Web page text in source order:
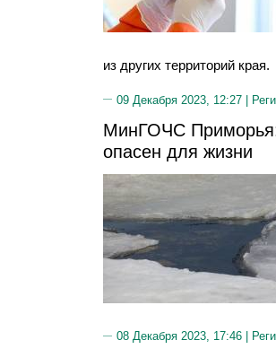
из других территорий края.
09 Декабря 2023, 12:27 |
МинГОЧС
опасен для жизни
08 Декабря 2023, 17:46 |